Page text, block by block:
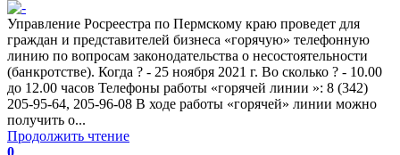
Управление Росреестра по Пермскому краю проведет для
граждан и представителей бизнеса «горячую» телефонную
линию по вопросам законодательства о несостоятельности
(банкротстве). Когда ? - 25 ноября 2021 г. Во сколько ? - 10.00
до 12.00 часов Телефоны работы «горячей линии »: 8 (342)
205-95-64, 205-96-08 В ходе работы «горячей» линии можно
получить о...
Продолжить чтение
0